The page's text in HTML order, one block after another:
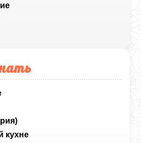
кухне